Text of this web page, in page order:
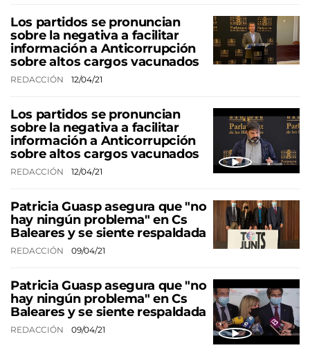
Los partidos se pronuncian
sobre la negativa a facilitar
información a Anticorrupción
sobre altos cargos vacunados
REDACCIÓN 12/04/21
Los partidos se pronuncian
sobre la negativa a facilitar
información a Anticorrupción
sobre altos cargos vacunados
REDACCIÓN 12/04/21
Patricia Guasp asegura que "no
hay ningún problema" en Cs
Baleares y se siente respaldada
REDACCIÓN 09/04/21
Patricia Guasp asegura que "no
hay ningún problema" en Cs
Baleares y se siente respaldada
REDACCIÓN 09/04/21